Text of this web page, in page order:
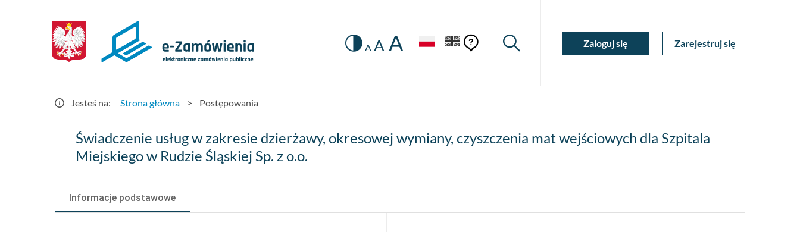
Postępowania
HEADER.SETTINGS_SR
Zmiana
A A A
Pomoc
PomocWyszukiwarka
MojeZaloguj się Zarejestruj się
Jesteś na: Strona główna > Postępowania
Świadczenie
usług
zakresie
Świadczenie usług w zakresie dzierżawy, okresowej wymiany, czyszczenia mat wejściowych dla Szpitala
Miejskiego w Rudzie Śląskiej Sp. z o.o.
Informacje podstawowe